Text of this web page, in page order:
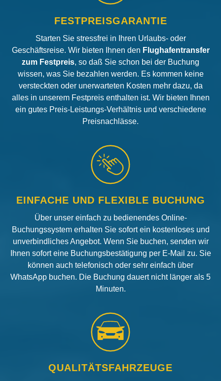
FESTPREISGARANTIE
Starten Sie stressfrei in Ihren Urlaubs- oder
Geschäftsreise. Wir bieten Ihnen den Flughafentransfer
zum Festpreis, so daß Sie schon bei der Buchung
wissen, was Sie bezahlen werden. Es kommen keine
versteckten oder unerwarteten Kosten mehr dazu, da
alles in unserem Festpreis enthalten ist. Wir bieten Ihnen
ein gutes Preis-Leistungs-Verhältnis und verschiedene
Preisnachlässe.
EINFACHE UND FLEXIBLE BUCHUNG
Über unser einfach zu bedienendes Online-
Buchungssystem erhalten Sie sofort ein kostenloses und
unverbindliches Angebot. Wenn Sie buchen, senden wir
Ihnen sofort eine Buchungsbestätigung per E-Mail zu. Sie
können auch telefonisch oder sehr einfach über
WhatsApp buchen. Die Buchung dauert nicht länger als 5
Minuten.
QUALITÄTSFAHRZEUGE